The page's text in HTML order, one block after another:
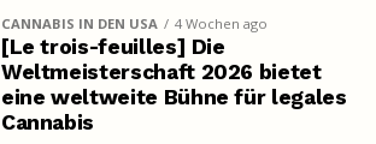
CANNABIS IN DEN USA 4 Wochen ago
[Le trois-feuilles] Die
Weltmeisterschaft 2026 bietet
eine weltweite Bühne für legales
Cannabis